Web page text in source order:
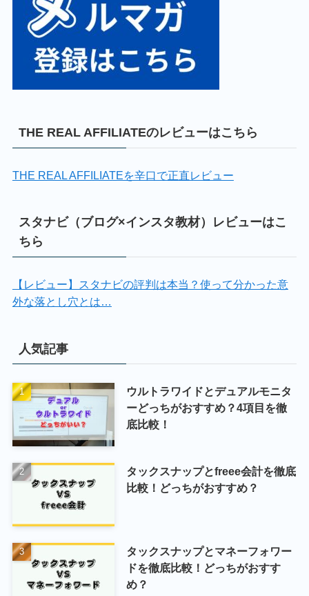
THE REAL AFFILIATEのレビューはこちら
THE REAL AFFILIATEを辛口で正直レビュー
スタナビ（ブログ×インスタ教材）レビューはこ
ちら
【レビュー】スタナビの評判は本当？使って分かった意
外な落とし穴とは…
人気記事
ウルトラワイドとデュアルモニタ
ーどっちがおすすめ？4項目を徹
底比較！
タックスナップとfreee会計を徹底
比較！どっちがおすすめ？
タックスナップとマネーフォワー
ドを徹底比較！どっちがおすす
め？